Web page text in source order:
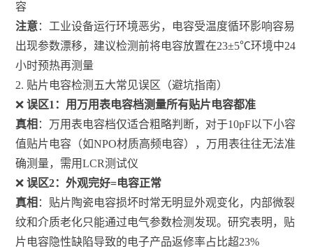
容
注意：工业设备运行环境恶劣，电容受温度循环影响容易
出现参数漂移，建议检测前将电容放置在23±5℃环境中24
小时预热再测量
2. 贴片电容检测五大常见误区（避坑指南）
❌误区1：用万用表电容档测量所有贴片电容都准
真相 ：万用表电容档仅适合粗略判断，对于10pF以下小容
值贴片电容（如NPO材质高频电容），万用表往往无法准
确测量，需用LCR测试仪
❌误区2：外观完好=电容正常
真相 ：贴片陶瓷电容损坏时常无明显外观变化，内部微裂
纹和介质老化只能通过电气参数检测发现。研究表明，贴
片电容隐性缺陷导致的电子产品返修率占比超23%